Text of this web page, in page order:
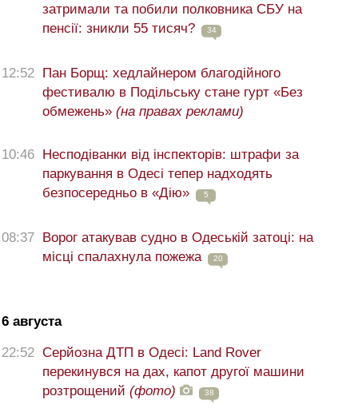
затримали та побили полковника СБУ на
пенсії: зникли 55 тисяч?
34
12:52 Пан Борщ: хедлайнером благодійного
фестивалю в Подільську стане гурт «Без
обмежень» (на правах реклами)
10:46 Несподіванки від інспекторів: штрафи за
паркування в Одесі тепер надходять
безпосередньо в «Дію»
5
08:37 Ворог атакував судно в Одеській затоці: на
місці спалахнула пожежа
20
6 августа
22:52 Серйозна ДТП в Одесі: Land Rover
перекинувся на дах, капот другої машини
розтрощений (фото) 38